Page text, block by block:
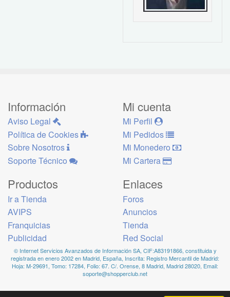
Información
Aviso Legal
Política de Cookies
Sobre Nosotros
Soporte Técnico
Mi cuenta
Mi Perfil
Mi Pedidos
Mi Monedero
Mi Cartera
Productos
Ir a Tienda
AVIPS
Franquicias
Publicidad
Enlaces
Foros
Anuncios
Tienda
Red Social
© Internet Servicios Avanzados de Información SA, CIF:A83191866, constituida y
registrada en enero 2002 en Madrid, España, Inscrita: Registro Mercantil de Madrid:
Hoja: M-29691, Tomo: 17284, Folio: 67. C/. Orense, 8 Madrid, Madrid 28020, Email:
soporte@shopperclub.net